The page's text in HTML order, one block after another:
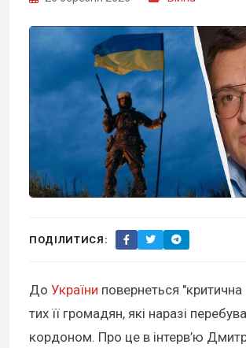
ПОДІЛИТИСЯ:
До України повернеться
тих її громадян, які наразі
кордоном. Про це в інтерв’ю